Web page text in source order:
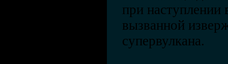
при наступлении
вызванной
супервулкана.